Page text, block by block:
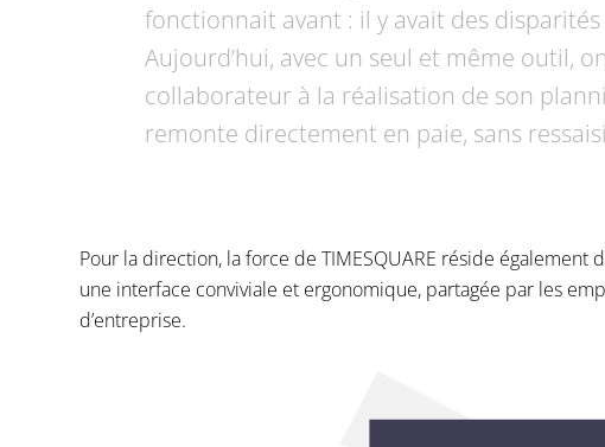
fonctionnait avant : il y avait des
Aujourd’hui, avec un seul et même outil,
collaborateur à la réalisation de son
remonte directement en paie, sans
Pour la direction, la force de TIMESQUARE réside également
une interface conviviale et ergonomique, partagée par les
d’entreprise.